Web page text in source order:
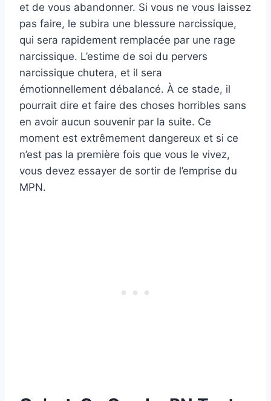
et de vous abandonner. Si vous ne vous laissez
pas faire, le subira une blessure narcissique,
qui sera rapidement remplacée par une rage
narcissique. L’estime de soi du pervers
narcissique chutera, et il sera
émotionnellement débalancé. À ce stade, il
pourrait dire et faire des choses horribles sans
en avoir aucun souvenir par la suite. Ce
moment est extrêmement dangereux et si ce
n’est pas la première fois que vous le vivez,
vous devez essayer de sortir de l’emprise du
MPN.